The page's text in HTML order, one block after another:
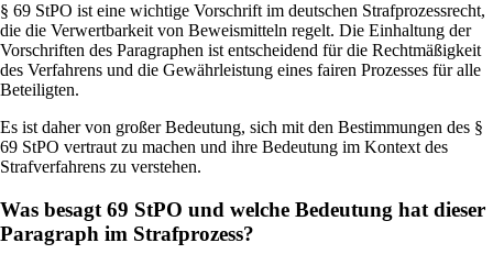
§ 69 StPO ist eine wichtige Vorschrift im deutschen Strafprozessrecht,
die die Verwertbarkeit von Beweismitteln regelt. Die Einhaltung der
Vorschriften des Paragraphen ist entscheidend für die Rechtmäßigkeit
des Verfahrens und die Gewährleistung eines fairen Prozesses für alle
Beteiligten.
Es ist daher von großer Bedeutung, sich mit den Bestimmungen des §
69 StPO vertraut zu machen und ihre Bedeutung im Kontext des
Strafverfahrens zu verstehen.
Was besagt 69 StPO und welche Bedeutung hat dieser
Paragraph im Strafprozess?